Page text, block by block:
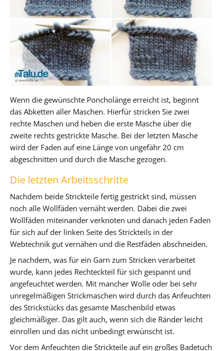
Wenn die gewünschte Poncholänge erreicht ist, beginnt
das Abketten aller Maschen. Hierfür stricken Sie zwei
rechte Maschen und heben die erste Masche über die
zweite rechts gestrickte Masche. Bei der letzten Masche
wird der Faden auf eine Länge von ungefähr 20 cm
abgeschnitten und durch die Masche gezogen.
Die letzten Arbeitsschritte
Nachdem beide Strickteile fertig gestrickt sind, müssen
noch alle Wollfäden vernäht werden. Dabei die zwei
Wollfäden miteinander verknoten und danach jeden Faden
für sich auf der linken Seite des Strickteils in der
Webtechnik gut vernähen und die Restfäden abschneiden.
Je nachdem, was für ein Garn zum Stricken verarbeitet
wurde, kann jedes Rechteckteil für sich gespannt und
angefeuchtet werden. Mit mancher Wolle oder bei sehr
unregelmäßigen Strickmaschen wird durch das Anfeuchten
des Strickstücks das gesamte Maschenbild etwas
gleichmäßiger. Das gilt auch, wenn sich die Ränder leicht
einrollen und das nicht unbedingt erwünscht ist.
Vor dem Anfeuchten die Strickteile auf ein großes Badetuch